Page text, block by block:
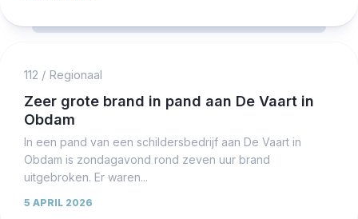
112 / Regionaal
Zeer grote brand in pand aan De Vaart in
Obdam
In een pand van een schildersbedrijf aan De Vaart in
Obdam is zondagavond rond zeven uur brand
uitgebroken. Er waren...
5 APRIL 2026